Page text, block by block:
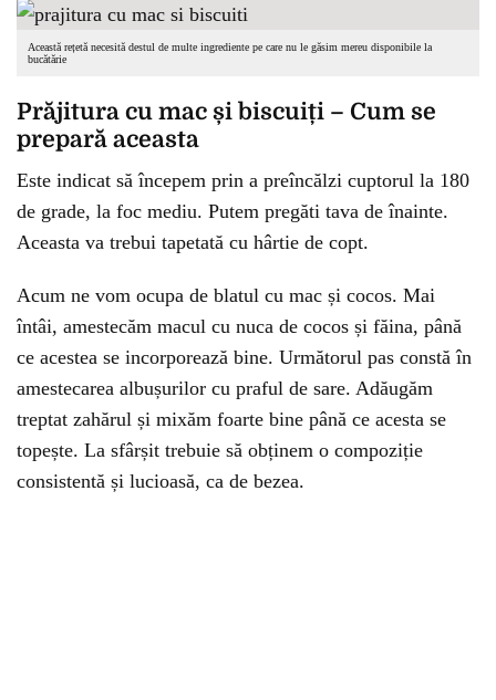
Această rețetă necesită destul de multe ingrediente pe care nu le găsim mereu disponibile la
bucătărie
Prăjitura cu mac și biscuiți – Cum se
prepară aceasta
Este indicat să începem prin a preîncălzi cuptorul la 180
de grade, la foc mediu. Putem pregăti tava de înainte.
Aceasta va trebui tapetată cu hârtie de copt.
Acum ne vom ocupa de blatul cu mac și cocos. Mai
întâi, amestecăm macul cu nuca de cocos și făina, până
ce acestea se incorporează bine. Următorul pas constă în
amestecarea albușurilor cu praful de sare. Adăugăm
treptat zahărul și mixăm foarte bine până ce acesta se
topește. La sfârșit trebuie să obținem o compoziție
consistentă și lucioasă, ca de bezea.